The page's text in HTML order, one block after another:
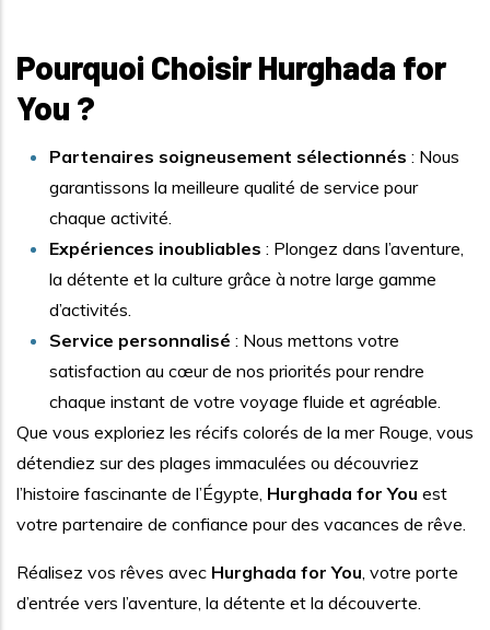
Pourquoi Choisir Hurghada for
You ?
Partenaires soigneusement sélectionnés : Nous
garantissons la meilleure qualité de service pour
chaque activité.
Expériences inoubliables : Plongez dans l’aventure,
la détente et la culture grâce à notre large gamme
d’activités.
Service personnalisé : Nous mettons votre
satisfaction au cœur de nos priorités pour rendre
chaque instant de votre voyage fluide et agréable.
Que vous exploriez les récifs colorés de la mer Rouge, vous
détendiez sur des plages immaculées ou découvriez
l’histoire fascinante de l’Égypte, Hurghada for You est
votre partenaire de confiance pour des vacances de rêve.
Réalisez vos rêves avec Hurghada for You, votre porte
d’entrée vers l’aventure, la détente et la découverte.